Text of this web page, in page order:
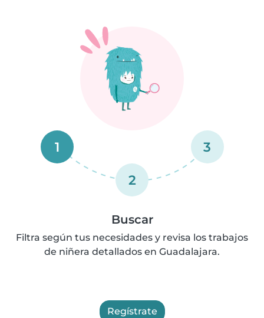
1
2
3
Buscar
Filtra según tus necesidades y revisa los trabajos
de niñera detallados en Guadalajara.
Regístrate